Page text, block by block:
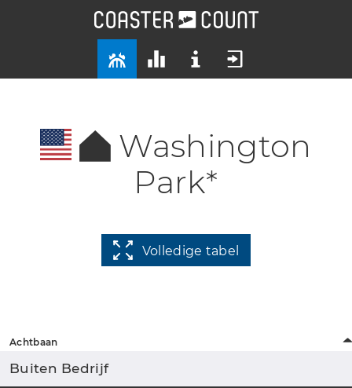
Washington
Park*
Volledige tabel
Achtbaan
Buiten Bedrijf